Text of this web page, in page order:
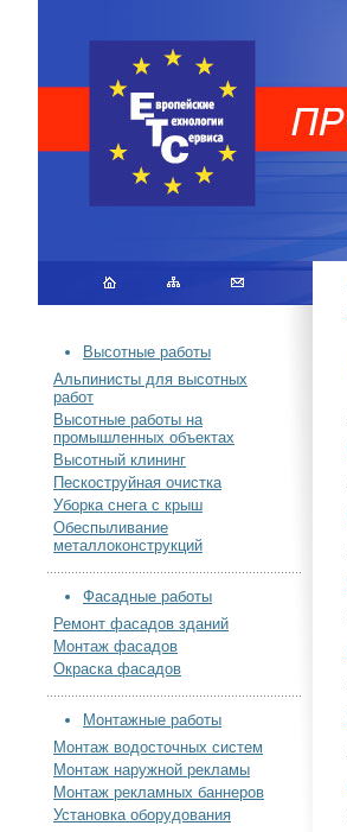
Высотные работы
Альпинисты для высотных
работ
Высотные работы на
промышленных объектах
Высотный клининг
Пескоструйная очистка
Уборка снега с крыш
Обеспыливание
металлоконструкций
Фасадные работы
Ремонт фасадов зданий
Монтаж фасадов
Окраска фасадов
Монтажные работы
Монтаж водосточных систем
Монтаж наружной рекламы
Монтаж рекламных баннеров
Установка оборудования